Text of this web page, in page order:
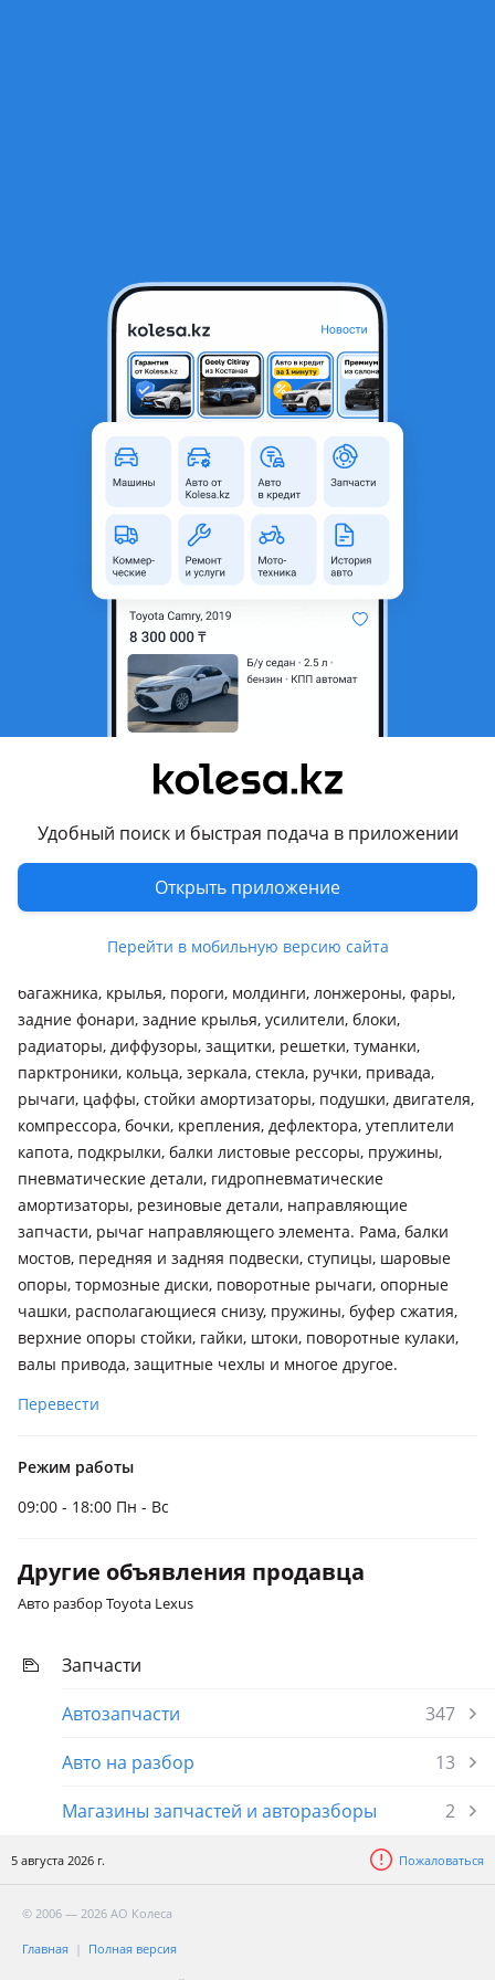
Удобный поиск и быстрая подача в приложении
Открыть приложение
Перейти в мобильную версию сайта
Авторазбор Toyota Lexus привозные запчасти LX 470, LX570,
GX460, GX470, PRA
Алматы, Алматинская
область
Сарымулдаева 19
Есть доставка
Да
Подходит для
Комментарий продавца
Авто запчасти
На марки авто: Lexus, Toyota
LX 570/LX 470/GX 470/GX 460
Toyota Land Cruiser Prado, Toyota Land Cruiser, Toyota RAV 4,
Toyota Highlander, Toyota FJ Cruiser
багажника, крылья, пороги, молдинги, лонжероны, фары,
задние фонари, задние крылья, усилители, блоки,
радиаторы, диффузоры, защитки, решетки, туманки,
парктроники, кольца, зеркала, стекла, ручки, привада,
рычаги, цаффы, стойки амортизаторы, подушки, двигателя,
компрессора, бочки, крепления, дефлектора, утеплители
капота, подкрылки, балки листовые рессоры, пружины,
пневматические детали, гидропневматические
амортизаторы, резиновые детали, направляющие
запчасти, рычаг направляющего элемента. Рама, балки
мостов, передняя и задняя подвески, ступицы, шаровые
опоры, тормозные диски, поворотные рычаги, опорные
чашки, располагающиеся снизу, пружины, буфер сжатия,
верхние опоры стойки, гайки, штоки, поворотные кулаки,
валы привода, защитные чехлы и многое другое.
Перевести
Режим работы
09:00 - 18:00 Пн - Вс
Другие объявления продавца
Авто разбор Toyota Lexus
Запчасти
Автозапчасти
347
Авто на разбор
13
Магазины запчастей и авторазборы
2
5 августа 2026 г. Пожаловаться
© 2006 — 2026 АО Колеса
Главная Полная версия